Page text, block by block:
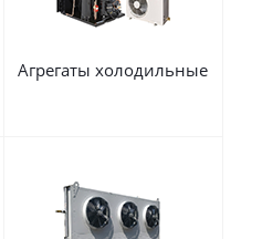
Агрегаты холодильные